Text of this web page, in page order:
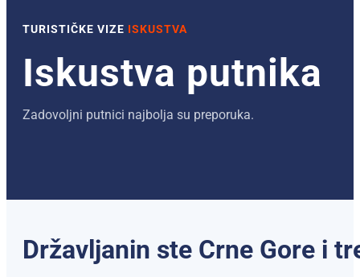
TURISTIČKE VIZE ISKUSTVA
Iskustva putnika
Zadovoljni putnici najbolja su preporuka.
Državljanin ste Crne Gore i